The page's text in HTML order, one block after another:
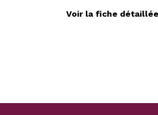
Voir la fiche détaillée